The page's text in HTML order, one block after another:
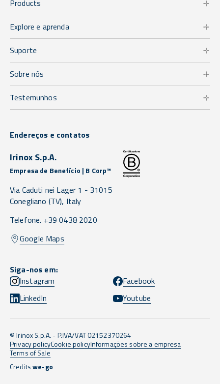
Products
Explore e aprenda
Suporte
Sobre nós
Testemunhos
Endereços e contatos
Irinox S.p.A.
Empresa de Benefício | B Corp™
Via Caduti nei Lager 1 - 31015
Conegliano (TV), Italy
Telefone. +39 0438 2020
Google Maps
Siga-nos em:
Instagram
Facebook
LinkedIn
Youtube
© Irinox S.p.A. - P.IVA/VAT 02152370264
Privacy policyCookie policyInformações sobre a empresa
Terms of Sale
Creditswe-go